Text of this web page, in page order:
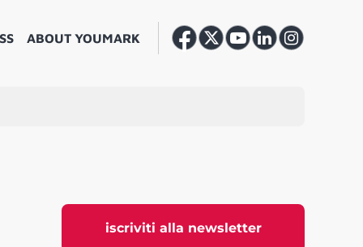
ABOUT YOUMARK
iscriviti alla newsletter